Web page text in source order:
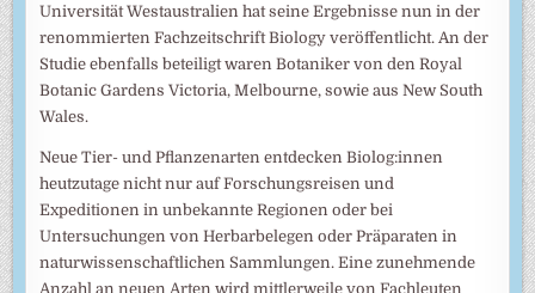
Universität Westaustralien hat seine Ergebnisse nun in der
renommierten Fachzeitschrift Biology veröffentlicht. An der
Studie ebenfalls beteiligt waren Botaniker von den Royal
Botanic Gardens Victoria, Melbourne, sowie aus New South
Wales.
Neue Tier- und Pflanzenarten entdecken Biolog:innen
heutzutage nicht nur auf Forschungsreisen und
Expeditionen in unbekannte Regionen oder bei
Untersuchungen von Herbarbelegen oder Präparaten in
naturwissenschaftlichen Sammlungen. Eine zunehmende
Anzahl an neuen Arten wird mittlerweile von Fachleuten